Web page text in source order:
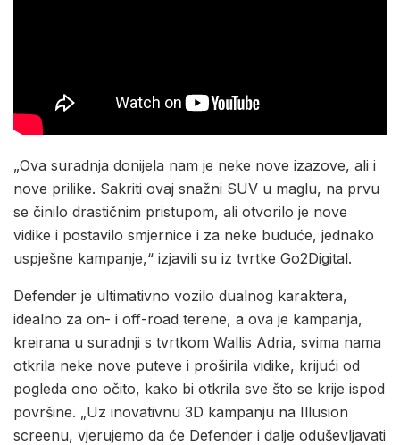
„Ova suradnja donijela nam je neke nove izazove, ali i
nove prilike. Sakriti ovaj snažni SUV u maglu, na prvu
se činilo drastičnim pristupom, ali otvorilo je nove
vidike i postavilo smjernice i za neke buduće, jednako
uspješne kampanje,“ izjavili su iz tvrtke Go2Digital.
Defender je ultimativno vozilo dualnog karaktera,
idealno za on- i off-road terene, a ova je kampanja,
kreirana u suradnji s tvrtkom Wallis Adria, svima nama
otkrila neke nove puteve i proširila vidike, krijući od
pogleda ono očito, kako bi otkrila sve što se krije ispod
površine. „Uz inovativnu 3D kampanju na Illusion
screenu, vjerujemo da će Defender i dalje oduševljavati